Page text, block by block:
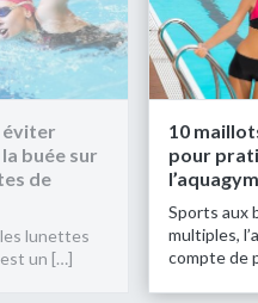
10 maillots de bain
pour pratiquer
Sports aux bienfaits
multiples, l’aquagym
compte de plus en plus